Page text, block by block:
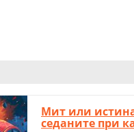
Мит или
седаните при